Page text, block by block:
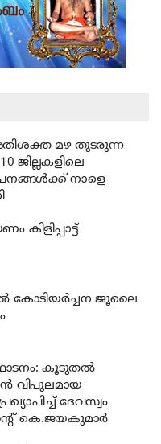
മഴ തുടരുന്ന
ജില്ലകളിലെ
നാളെ
കിളിപ്പാട്ട്
കോടിയര്‍ച്ചന ജൂലൈ
കൂടുതല്‍
വിപുലമായ
ദേവസ്വം
കെ.ജയകുമാര്‍